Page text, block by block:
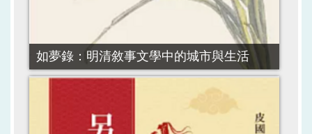
如夢錄：明清敘事文學中的城市與生活